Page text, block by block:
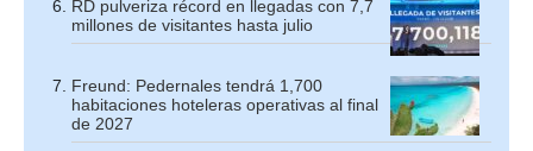
RD pulveriza récord en llegadas con 7,7
millones de visitantes hasta julio
Freund: Pedernales tendrá 1,700
habitaciones hoteleras operativas al final
de 2027